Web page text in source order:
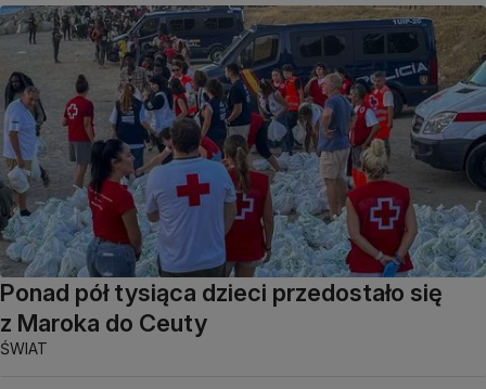
Ponad pół tysiąca dzieci przedostało się
z Maroka do Ceuty
ŚWIAT